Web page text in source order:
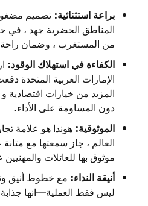
براعة استثنائية: تصميم
المناطق الحضرية جهد ، في
من المستغرب ، وضمان
الكفاءة في استهلاك الوقود:
الإمارات العربية المتحدة
المزيد من خيارات اقتصادية و
دون المساومة على الأداء.
الموثوقية: هوندا هو علامة
العالم ، جاز سمعتها مع
موثوق بها للعائلات
أنيقة النداء: مع خطوط أنيق
ليس فقط العملية—انها